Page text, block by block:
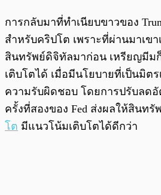
การกลับมาที่ทำเนียบขาวของ
สำหรับคริปโต เพราะที่ผ่านมาเข
สินทรัพย์ดิจิทัลมาก่อน เหรียญมีม
เติบโตได้ เมื่อมีนโยบายที่เป็นมิต
ความรับผิดชอบ โดยการปรับลด
ครั้งที่สองของ Fed ส่งผลให้สินทรั
โต มีแนวโน้มเติบโตได้ดีกว่า